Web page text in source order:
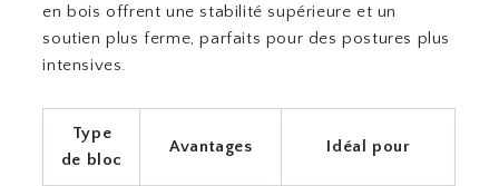
en bois offrent une stabilité supérieure et un
soutien plus ferme, parfaits pour des postures plus
intensives.
Type
de bloc
Avantages Idéal pour